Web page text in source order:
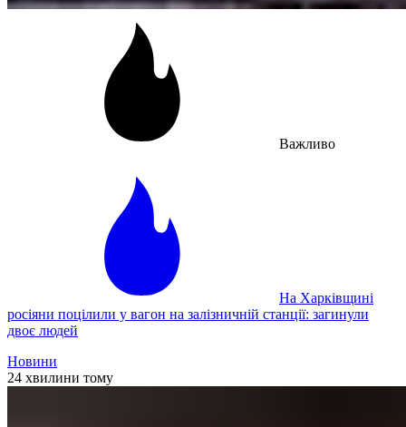
Важливо
На Харківщині
росіяни поцілили у вагон на залізничній станції: загинули
двоє людей
Новини
24 хвилини тому